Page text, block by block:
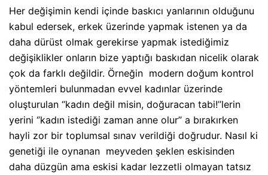
Her değişimin kendi içinde baskıcı yanlarının olduğunu
kabul edersek, erkek üzerinde yapmak istenen ya da
daha dürüst olmak gerekirse yapmak istediğimiz
değişiklikler onların bize yaptığı baskıdan nicelik olarak
çok da farklı değildir. Örneğin modern doğum kontrol
yöntemleri bulunmadan evvel kadınlar üzerinde
oluşturulan “kadın değil misin, doğuracan tabi!’’lerin
yerini ‘’kadın istediği zaman anne olur’’ a bırakırken
hayli zor bir toplumsal sınav verildiği doğrudur. Nasıl ki
genetiği ile oynanan meyveden şeklen eskisinden
daha düzgün ama eskisi kadar lezzetli olmayan tatsız